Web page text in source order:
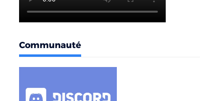
Communauté